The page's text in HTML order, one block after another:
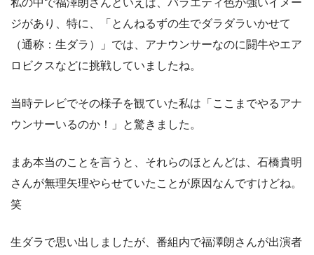
私の中で福澤朗さんといえば、バラエティ色が強いイメー
ジがあり、特に、「とんねるずの生でダラダラいかせて
（通称：生ダラ）」では、アナウンサーなのに闘牛やエア
ロビクスなどに挑戦していましたね。
当時テレビでその様子を観ていた私は「ここまでやるアナ
ウンサーいるのか！」と驚きました。
まあ本当のことを言うと、それらのほとんどは、石橋貴明
さんが無理矢理やらせていたことが原因なんですけどね。
笑
生ダラで思い出しましたが、番組内で福澤朗さんが出演者